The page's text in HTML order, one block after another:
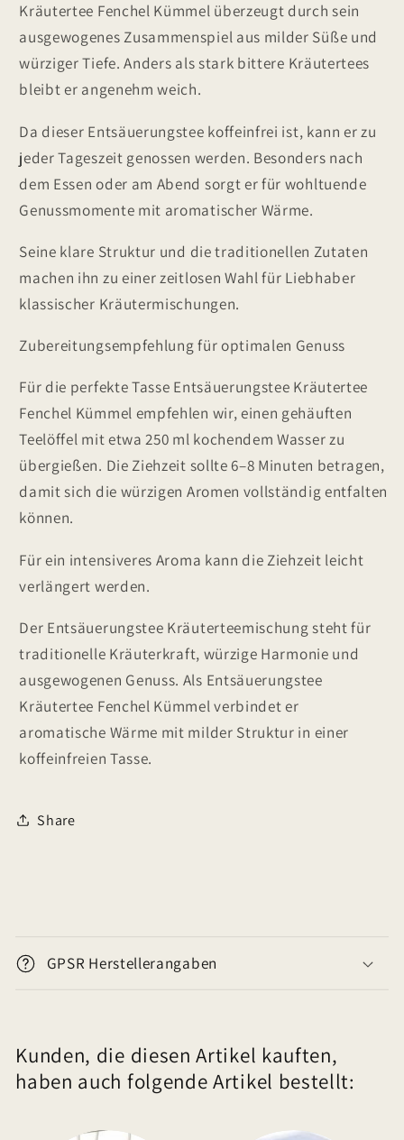
Kräutertee Fenchel Kümmel überzeugt durch sein
ausgewogenes Zusammenspiel aus milder Süße und
würziger Tiefe. Anders als stark bittere Kräutertees
bleibt er angenehm weich.
Da dieser Entsäuerungstee koffeinfrei ist, kann er zu
jeder Tageszeit genossen werden. Besonders nach
dem Essen oder am Abend sorgt er für wohltuende
Genussmomente mit aromatischer Wärme.
Seine klare Struktur und die traditionellen Zutaten
machen ihn zu einer zeitlosen Wahl für Liebhaber
klassischer Kräutermischungen.
Zubereitungsempfehlung für optimalen Genuss
Für die perfekte Tasse Entsäuerungstee Kräutertee
Fenchel Kümmel empfehlen wir, einen gehäuften
Teelöffel mit etwa 250 ml kochendem Wasser zu
übergießen. Die Ziehzeit sollte 6–8 Minuten betragen,
damit sich die würzigen Aromen vollständig entfalten
können.
Für ein intensiveres Aroma kann die Ziehzeit leicht
verlängert werden.
Der Entsäuerungstee Kräuterteemischung steht für
traditionelle Kräuterkraft, würzige Harmonie und
ausgewogenen Genuss. Als Entsäuerungstee
Kräutertee Fenchel Kümmel verbindet er
aromatische Wärme mit milder Struktur in einer
koffeinfreien Tasse.
Share
n
a
p
GPSR Herstellerangaben
Kunden, die diesen Artikel kauften,
haben auch folgende Artikel bestellt: